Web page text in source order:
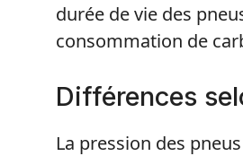
durée de vie des
consommation de
Différences
La pression des